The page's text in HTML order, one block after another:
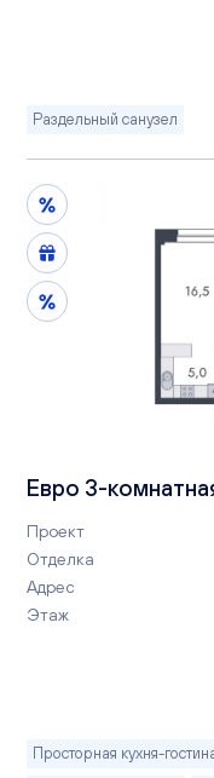
Раздельный санузел
Евро 3-
Проект
Отделка
Адрес
Этаж
Просторная кухня-